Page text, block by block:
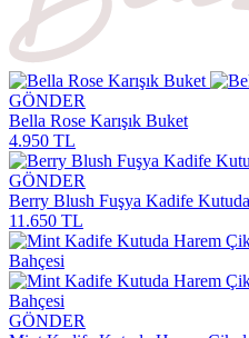
GÖNDER
Bella Rose Karışık Buket
4.950 TL
GÖNDER
Berry Blush Fuşya Kadife
11.650 TL
GÖNDER